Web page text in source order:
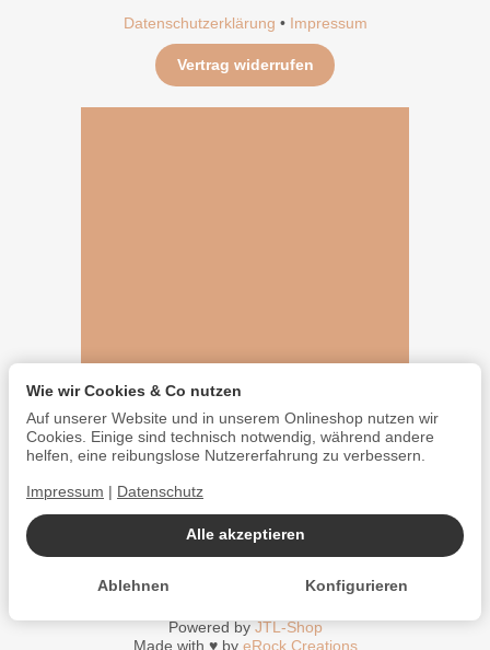
Datenschutzerklärung • Impressum
Vertrag widerrufen
Powered by JTL-Shop
Made with ♥by eRock Creations
Alle akzeptieren
Ablehnen Konfigurieren
Wie wir Cookies & Co nutzen
Auf unserer Website und in unserem Onlineshop nutzen wir
Cookies. Einige sind technisch notwendig, während andere
helfen, eine reibungslose Nutzererfahrung zu verbessern.
Impressum Datenschutz